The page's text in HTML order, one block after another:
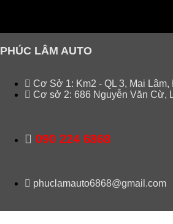
PHÚC LÂM AUTO
Cơ Sở 1: Km2 - QL 3, Mai
Cơ sở 2: 686 Nguyễn Văn Cừ,
090 224 6868
phuclamauto6868@gmail.com